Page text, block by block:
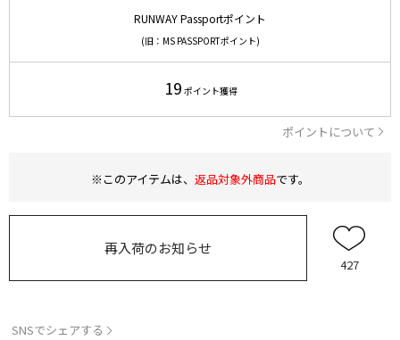
RUNWAY Passportポイント
(旧：MS PASSPORTポイント)
19 ポイント獲得
ポイントについて
※このアイテムは、 返品対象外商品です。
再入荷のお知らせ
427
SNSでシェアする